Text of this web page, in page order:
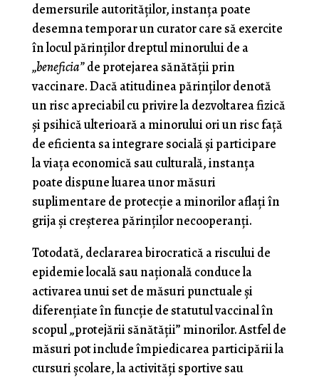
demersurile autorităţilor, instanţa poate
desemna temporar un curator care să exercite
în locul părinţilor dreptul minorului de a
„beneficia”de protejarea sănătăţii prin
vaccinare. Dacă atitudinea părinţilor denotă
un risc apreciabil cu privire la dezvoltarea fizică
şi psihică ulterioară a minorului ori un risc faţă
de eficienta sa integrare socială şi participare
la viaţa economică sau culturală, instanţa
poate dispune luarea unor măsuri
suplimentare de protecţie a minorilor aflaţi în
grija şi creşterea părinţilor necooperanţi.
Totodată, declararea birocratică a riscului de
epidemie locală sau naţională conduce la
activarea unui set de măsuri punctuale şi
diferenţiate în funcţie de statutul vaccinal în
scopul „protejării sănătăţii” minorilor. Astfel de
măsuri pot include împiedicarea participării la
cursuri şcolare, la activităţi sportive sau